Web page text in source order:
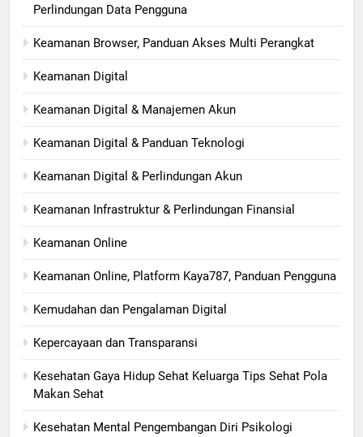
Perlindungan Data Pengguna
Keamanan Browser, Panduan Akses Multi Perangkat
Keamanan Digital
Keamanan Digital & Manajemen Akun
Keamanan Digital & Panduan Teknologi
Keamanan Digital & Perlindungan Akun
Keamanan Infrastruktur & Perlindungan Finansial
Keamanan Online
Keamanan Online, Platform Kaya787, Panduan Pengguna
Kemudahan dan Pengalaman Digital
Kepercayaan dan Transparansi
Kesehatan Gaya Hidup Sehat Keluarga Tips Sehat Pola
Makan Sehat
Kesehatan Mental Pengembangan Diri Psikologi